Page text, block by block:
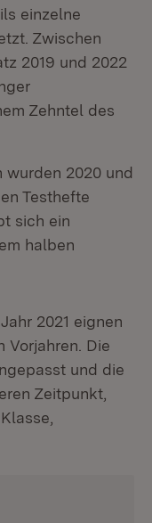
einzelne
Zwischen
2019 und 2022
Zehntel des
wurden 2020 und
Testhefte
sich ein
halben
2021 eignen
Vorjahren. Die
und die
Zeitpunkt,